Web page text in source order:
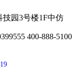
园3号楼1F中仿
400-888-5100